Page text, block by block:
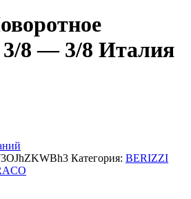
3/8 — 3/8 Италия
Категория: BERIZZI